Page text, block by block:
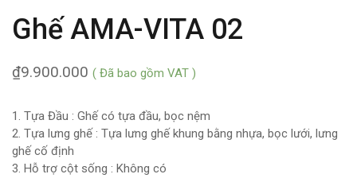
Ghế AMA-VITA 02
9.900.000
₫ ( Đã bao gồm VAT )
1. Tựa Đầu : Ghế có tựa đầu, bọc nệm
2. Tựa lưng ghế : Tựa lưng ghế khung bằng nhựa, bọc lưới, lưng
ghế cố định
3. Hỗ trợ cột sống : Không có